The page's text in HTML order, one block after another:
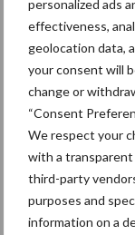
personalized ads
effectiveness,
geolocation data,
your consent will
change or
“Consent
We respect your
with a
third-party
purposes and
information on a